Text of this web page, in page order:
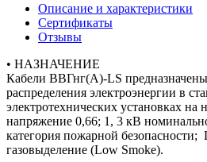
Описание и характеристики
Сертификаты
Отзывы
• НАЗНАЧЕНИЕ
Кабели ВВГнг(А)-LS предназначены
распределения электроэнергии в
электротехнических установках
напряжение 0,66; 1, 3 кВ
категория пожарной
газовыделение (Low Smoke).